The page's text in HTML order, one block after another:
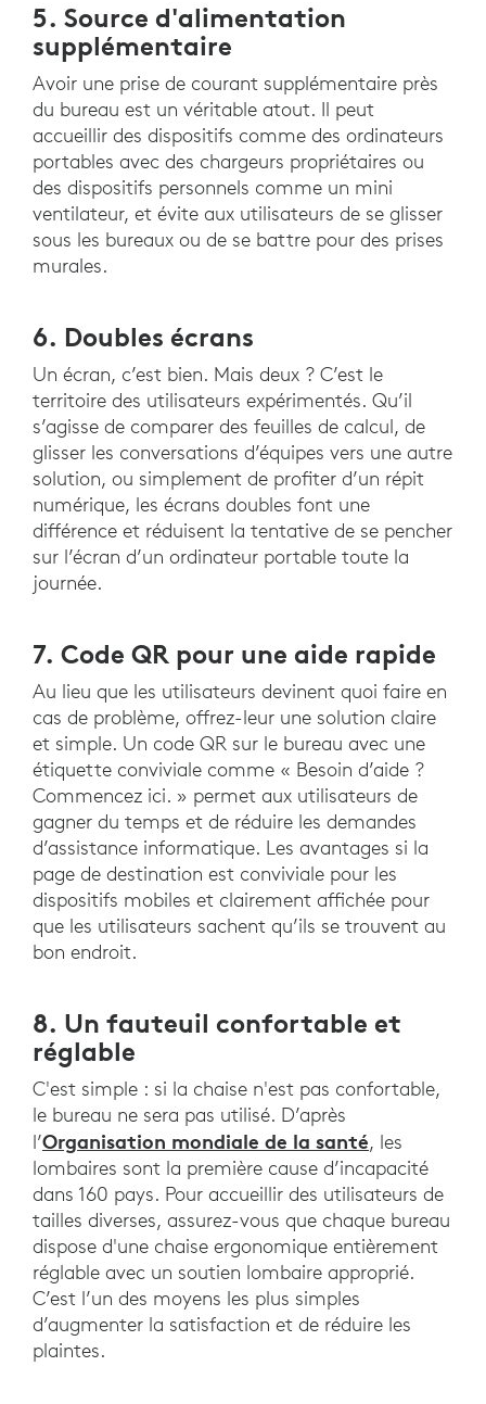
5. Source d'alimentation
supplémentaire
Avoir une prise de courant supplémentaire près
du bureau est un véritable atout. Il peut
accueillir des dispositifs comme des ordinateurs
portables avec des chargeurs propriétaires ou
des dispositifs personnels comme un mini
ventilateur, et évite aux utilisateurs de se glisser
sous les bureaux ou de se battre pour des prises
murales.
6. Doubles écrans
Un écran, c’est bien. Mais deux ? C’est le
territoire des utilisateurs expérimentés. Qu’il
s’agisse de comparer des feuilles de calcul, de
glisser les conversations d’équipes vers une autre
solution, ou simplement de profiter d’un répit
numérique, les écrans doubles font une
différence et réduisent la tentative de se pencher
sur l’écran d’un ordinateur portable toute la
journée.
7. Code QR pour une aide rapide
Au lieu que les utilisateurs devinent quoi faire en
cas de problème, offrez-leur une solution claire
et simple. Un code QR sur le bureau avec une
étiquette conviviale comme « Besoin d’aide ?
Commencez ici. » permet aux utilisateurs de
gagner du temps et de réduire les demandes
d’assistance informatique. Les avantages si la
page de destination est conviviale pour les
dispositifs mobiles et clairement affichée pour
que les utilisateurs sachent qu’ils se trouvent au
bon endroit.
8. Un fauteuil confortable et
réglable
C'est simple : si la chaise n'est pas confortable,
le bureau ne sera pas utilisé. D’après
l’Organisation mondiale de la santé, les
lombaires sont la première cause d’incapacité
dans 160 pays. Pour accueillir des utilisateurs de
tailles diverses, assurez-vous que chaque bureau
dispose d'une chaise ergonomique entièrement
réglable avec un soutien lombaire approprié.
C’est l’un des moyens les plus simples
d’augmenter la satisfaction et de réduire les
plaintes.